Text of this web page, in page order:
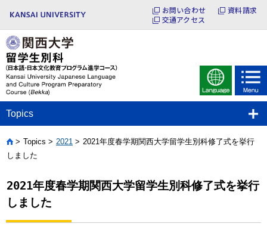
お問い合わせ
資料請求
交通アクセス
Topics
Home
Topics 2021
2021年度春学期関西大学留学生別科修了式を挙行
しました
2021年度春学期関西大学留学生別科修了式を挙行
しました